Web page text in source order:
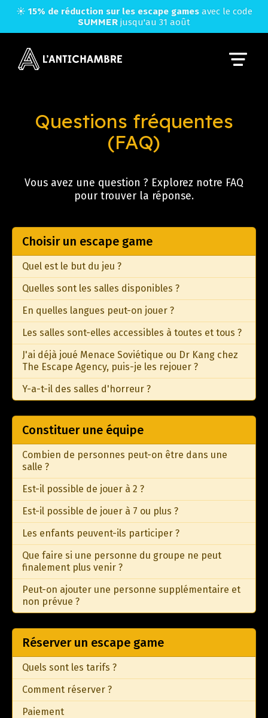
☀️ 15% de réduction sur les escape gamesavec le code
SUMMER jusqu'au 31 août
Questions fréquentes
(FAQ)
Vous avez une question ? Explorez notre FAQ
pour trouver la réponse.
Choisir un escape game
Quel est le but du jeu ?
Quelles sont les salles disponibles ?
En quelles langues peut-on jouer ?
Les salles sont-elles accessibles à toutes et tous ?
J'ai déjà joué Menace Soviétique ou Dr Kang chez
The Escape Agency, puis-je les rejouer ?
Y-a-t-il des salles d'horreur ?
Constituer une équipe
Combien de personnes peut-on être dans une
salle ?
Est-il possible de jouer à 2 ?
Est-il possible de jouer à 7 ou plus ?
Les enfants peuvent-ils participer ?
Que faire si une personne du groupe ne peut
finalement plus venir ?
Peut-on ajouter une personne supplémentaire et
non prévue ?
Réserver un escape game
Quels sont les tarifs ?
Comment réserver ?
Paiement